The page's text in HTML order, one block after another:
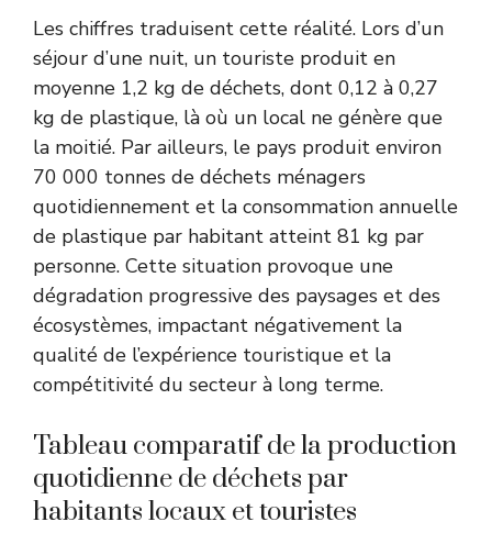
Les chiffres traduisent cette réalité. Lors d’un
séjour d’une nuit, un touriste produit en
moyenne 1,2 kg de déchets, dont 0,12 à 0,27
kg de plastique, là où un local ne génère que
la moitié. Par ailleurs, le pays produit environ
70 000 tonnes de déchets ménagers
quotidiennement et la consommation annuelle
de plastique par habitant atteint 81 kg par
personne. Cette situation provoque une
dégradation progressive des paysages et des
écosystèmes, impactant négativement la
qualité de l’expérience touristique et la
compétitivité du secteur à long terme.
Tableau comparatif de la production
quotidienne de déchets par
habitants locaux et touristes